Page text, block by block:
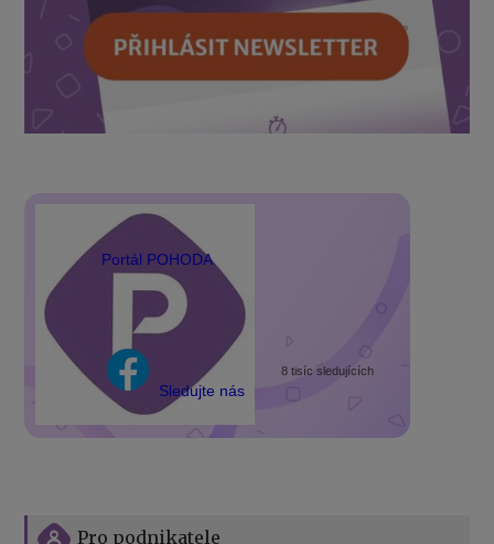
Portál POHODA
Sledujte nás
8 tisíc sledujících
Pro podnikatele